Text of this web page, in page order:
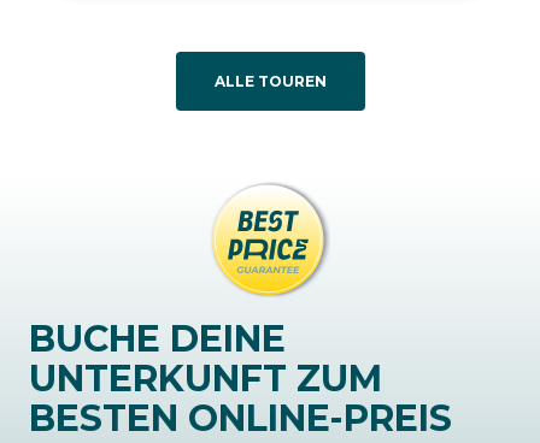
ALLE TOUREN
BUCHE DEINE
UNTERKUNFT ZUM
BESTEN ONLINE-PREIS